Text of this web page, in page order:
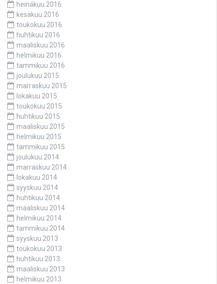
heinäkuu 2016
kesäkuu 2016
toukokuu 2016
huhtikuu 2016
maaliskuu 2016
helmikuu 2016
tammikuu 2016
joulukuu 2015
marraskuu 2015
lokakuu 2015
toukokuu 2015
huhtikuu 2015
maaliskuu 2015
helmikuu 2015
tammikuu 2015
joulukuu 2014
marraskuu 2014
lokakuu 2014
syyskuu 2014
huhtikuu 2014
maaliskuu 2014
helmikuu 2014
tammikuu 2014
syyskuu 2013
toukokuu 2013
huhtikuu 2013
maaliskuu 2013
helmikuu 2013